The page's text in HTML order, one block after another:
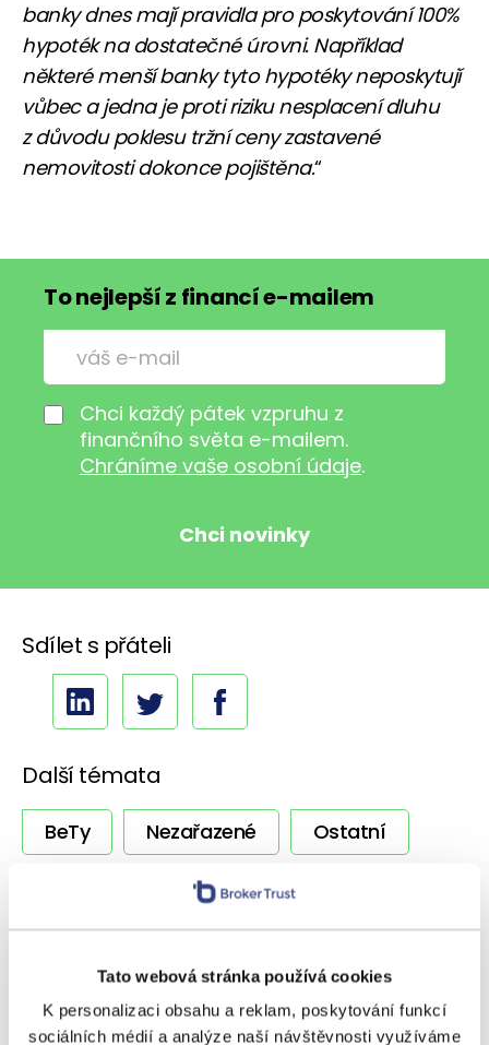
Tato webová stránka používá cookies
K personalizaci obsahu a reklam, poskytování funkcí
sociálních médií a analýze naší návštěvnosti využíváme
banky dnes mají pravidla pro poskytování 100%
hypoték na dostatečné úrovni. Například
některé menší banky tyto hypotéky neposkytují
vůbec a jedna je proti riziku nesplacení dluhu
z důvodu poklesu tržní ceny zastavené
nemovitosti dokonce pojištěna.“
To nejlepší z financí e-mailem
Chci každý pátek vzpruhu z
finančního světa e-mailem.
Chráníme vaše osobní údaje.
Sdílet s přáteli
Další témata
BeTy Nezařazené
Ostatní
Poradenství
Zpravodaj